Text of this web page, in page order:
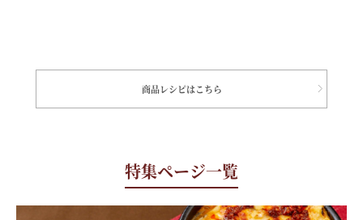
商品レシピはこちら
特集ページ一覧